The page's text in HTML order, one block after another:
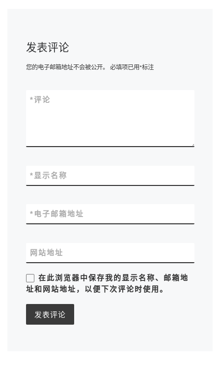
发表评论
您的电子邮箱地址不会被公开。 必填项已用*标注
评论
*
显示名称
*
电子邮箱地址
*
网站地址
在此浏览器中保存我的显示名称、邮箱地
址和网站地址，以便下次评论时使用。